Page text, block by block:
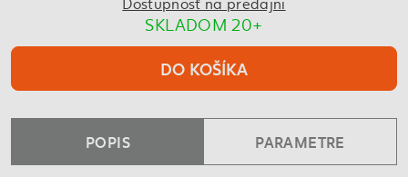
SKLADOM 20+
DO KOŠÍKA
POPIS PARAMETRE